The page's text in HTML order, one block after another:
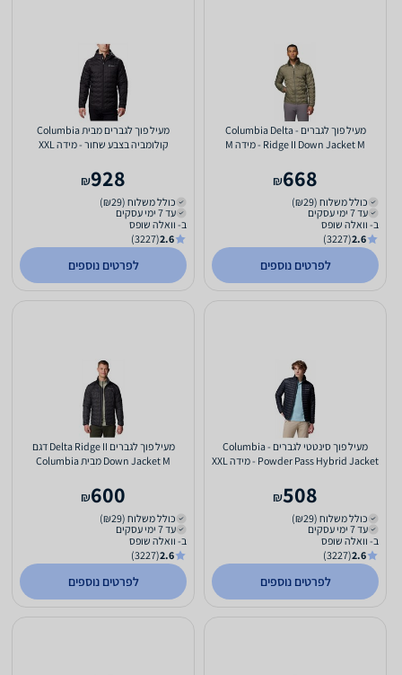
מעיל פוך לגברים - Columbia Delta
Ridge II Down Jacket M - מידה M
668
₪
כולל משלוח (₪29)
עד 7 ימי עסקים
ב- וואלה שופס
2.6
(3227)
לפרטים נוספים
מעיל פוך לגברים מבית Columbia
קולומביה בצבע שחור - מידה XXL
928
₪
כולל משלוח (₪29)
עד 7 ימי עסקים
ב- וואלה שופס
2.6
(3227)
לפרטים נוספים
מעיל פוך סינטטי לגברים - Columbia
Powder Pass Hybrid Jacket - מידה XXL
508
₪
כולל משלוח (₪29)
עד 7 ימי עסקים
ב- וואלה שופס
2.6
(3227)
לפרטים נוספים
מעיל פוך לגברים Delta Ridge II דגם
Down Jacket M מבית Columbia
600
₪
כולל משלוח (₪29)
עד 7 ימי עסקים
ב- וואלה שופס
2.6
(3227)
לפרטים נוספים